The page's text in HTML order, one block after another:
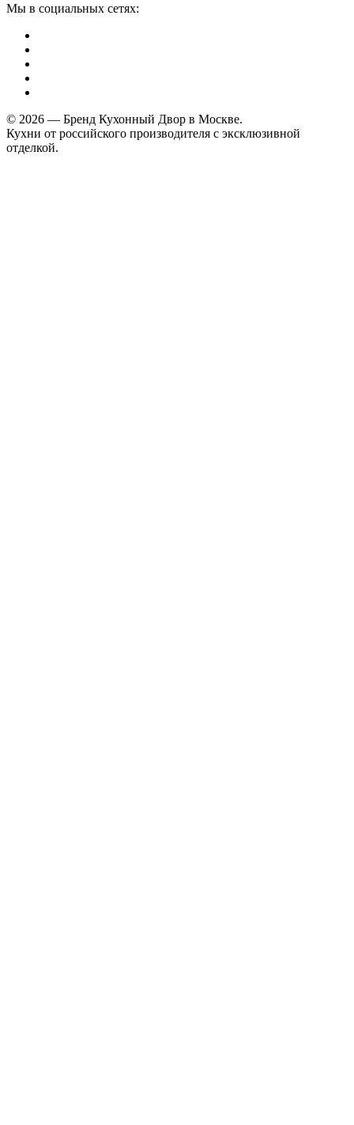
Мы в социальных сетях:
© 2026 — Бренд Кухонный Двор в Москве.
Кухни от российского производителя с эксклюзивной
отделкой.